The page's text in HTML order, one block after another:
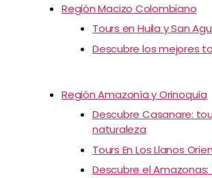
Región Macizo Colombiano
Tours en Huila y San
Descubre los mejores
Región Amazonía y Orinoquía
Descubre Casanare:
naturaleza
Tours En Los Llanos
Descubre el